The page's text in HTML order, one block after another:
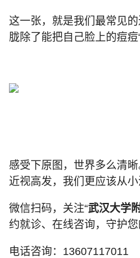
这一张，就是我们最常见
胧除了能把自己脸上的痘
感受下原图，世界多么清
近视高发，我们更应该从
微信扫码，关注“武汉大学
约就诊、在线咨询，守护您
电话咨询：13607117011